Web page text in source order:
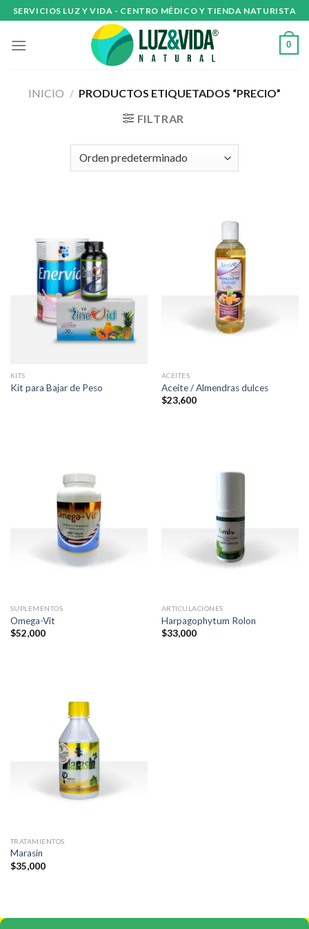
Skip
to
content
SERVICIOS LUZ Y VIDA - CENTRO MÉDICO Y TIENDA NATURISTA
0
INICIO / PRODUCTOS ETIQUETADOS “PRECIO”
FILTRAR
KITS
Kit para Bajar de Peso
ACEITES
Aceite / Almendras dulces
$23,600
SUPLEMENTOS
Omega-Vit
$52,000
ARTICULACIONES
Harpagophytum Rolon
$33,000
TRATAMIENTOS
Marasin
$35,000